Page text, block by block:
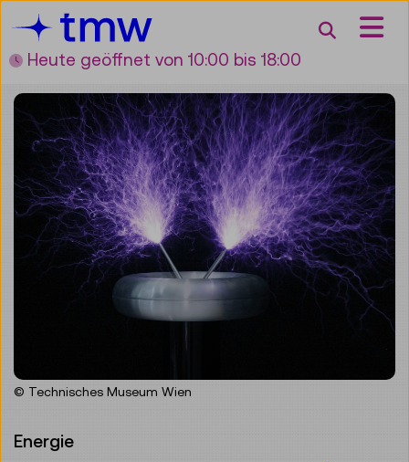
Zum Inhalt
Zum Hauptmenü
Zur Suche
Zur Zielgruppennavigation
Suche
Heute geöffnet von 10:00 bis 18:00
© Technisches Museum Wien
Energie